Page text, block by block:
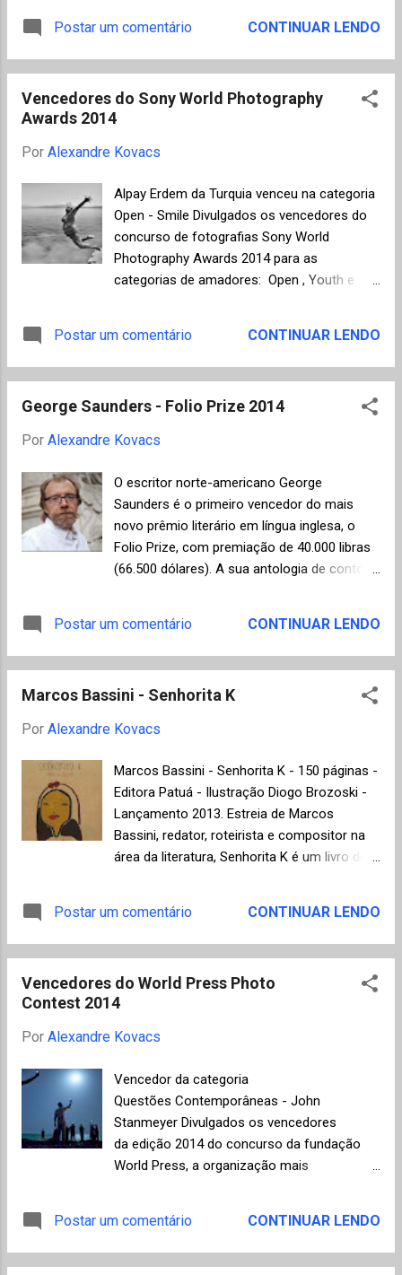
cometido o suicídio ritual dos samurais,
seppuku , conhecido vulgarmente no
completa que foi concluída com a sua
decapitação por um assistente. Ele é
considerado , juntamente com Yasunari
Junichiro Tanizaki , um dos grandes nomes
da literatura japonesa moderna. O primeiro
sucesso de Yukio Mishima foi "Confissões
de uma Máscara" , lançado em 1949,
romance de teor autobiográfico no qual um
própria essência para atender aos padrões
japonesa. O romance "O Pavilhão Dourado" é
ambientad...
Postar um comentário CONTINUAR LENDO
Vencedores do Sony World Photography
Awards 2014
Por Alexandre Kovacs
Alpay Erdem da Turquia venceu na categoria
Open - Smile Divulgados os vencedores do
concurso de fotografias Sony World
Photography Awards 2014 para as
categorias de amadores: Open , Youth e
categoria Open foi dividida em dez prêmios
diferentes e a imagem acima foi a
vencedores receberá uma câmara digital
A6000 da Sony. Além disso, os fotógrafos
Somerset House, em Londres, de 1 a 18 de
maio, e a imagem vencedora será publicada
na edição de 2014 do livro anual da Sony
World Photography Awards . Cliquem nas
fotos para ampliá-las. Paulina Metzscher da
Alemanha venceu na categoria Youth -
para fotógrafos iniciantes com menos de
meio ambiente e retratos. A foto acima foi
tirada durante uma viagem em um trem
Postar um comentário CONTINUAR LENDO
George Saunders - Folio Prize 2014
Por Alexandre Kovacs
O escritor norte-americano George
Saunders é o primeiro vencedor do mais
novo prêmio literário em língua inglesa, o
Folio Prize, com premiação de 40.000 libras
(66.500 dólares). A sua antologia de contos
passado na Grã-Bretanha por autores de
diversas nacionalidades, independente da
poesia), conforme o regulamento da
oposição ao tradicional Man Booker Prize
que teria se tornado muito sensível aos
apelos comerciais e representa também a
valorização do gênero conto, confirmando
uma tendência apontada pelo Nobel 2013 ao
norte-americanos selecionados (cinco dos
Man Booker Prize também contará com a
participação de autores dos EUA. Segue a
"shor...
Postar um comentário CONTINUAR LENDO
Marcos Bassini - Senhorita K
Por Alexandre Kovacs
Marcos Bassini - Senhorita K - 150 páginas -
Editora Patuá - Ilustração Diogo Brozoski -
Lançamento 2013. Estreia de Marcos
Bassini, redator, roteirista e compositor na
área da literatura, Senhorita K é um livro de
protagonista, incorpora elementos do
gênero romance e roteiro que, associados
conquistar novos leitores ainda não
iniciados na área de poesia. A nossa
carismática personagem, Senhorita K ,
incompreensão decorrente de uma gravidez
inesperada, que ela decide interromper,
sofrendo por isso as pressões da
sociedade e, principalmente, de sua própria
consciência. A relação entre culpa e punição
personagem Josef K de Franz Kafka. É
afinidade óbvia, conta com a simpatia deste
Postar um comentário CONTINUAR LENDO
Vencedores do World Press Photo
Contest 2014
Por Alexandre Kovacs
Vencedor da categoria
Questões Contemporâneas - John
Stanmeyer Divulgados os vencedores
da edição 2014 do concurso da fundação
World Press, a organização mais
fotógrafos de 132 países, totalizando 98.671
fotos. A imagem acima é muito
Postar um comentário CONTINUAR LENDO